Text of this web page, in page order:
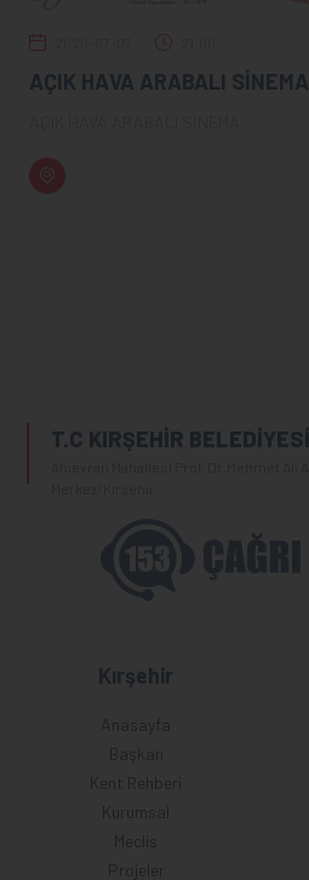
AÇIK HAVA ARABALI SİNEMA
T.C KIRŞEHİR BELEDİYESİ
Kırşehir
Anasayfa
Başkan
Kent Rehberi
Kurumsal
Meclis
Projeler